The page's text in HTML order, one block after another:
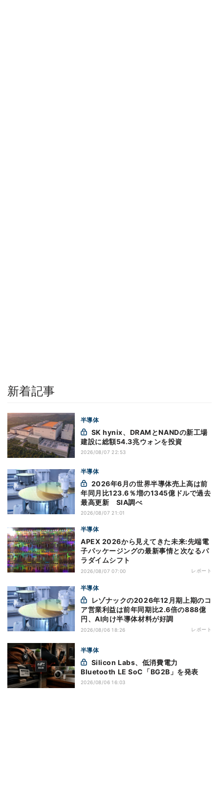
新着記事
半導体
建設に総額54.3兆ウォンを投資
2026/08/07 22:53
半導体
年同月比123.6％増の1345億ドルで過去
最高更新 SIA調べ
2026/08/07 21:01
半導体
APEX 2026から見えてきた未来:先端電
子パッケージングの最新事情と次なるパ
ラダイムシフト
2026/08/07 07:00 レポート
半導体
ア営業利益は前年同期比2.6倍の888億
円、AI向け半導体材料が好調
2026/08/06 18:26 レポート
半導体
Bluetooth LE SoC「BG2B」を発表
2026/08/06 16:03